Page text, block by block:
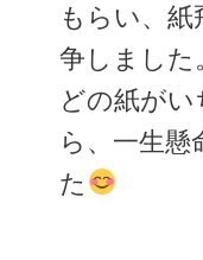
もらい、
争しました
どの紙が
ら、一生懸
た